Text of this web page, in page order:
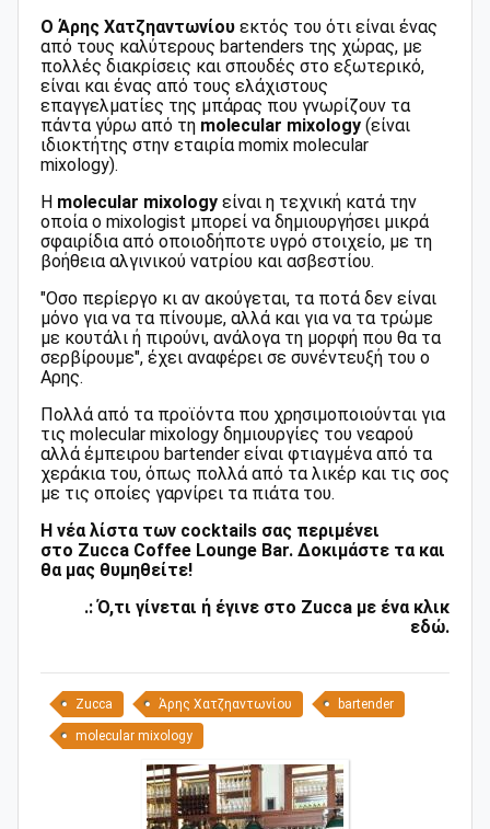
O Άρης Χατζηαντωνίου εκτός του ότι είναι ένας
από τους καλύτερους bartenders της χώρας, με
πολλές διακρίσεις και σπουδές στο εξωτερικό,
είναι και ένας από τους ελάχιστους
επαγγελματίες της μπάρας που γνωρίζουν τα
πάντα γύρω από τη molecular mixology (είναι
ιδιοκτήτης στην εταιρίαmomix molecular
mixology).
Η molecular mixology είναι η τεχνική κατά την
οποία ο mixologist μπορεί να δημιουργήσει μικρά
σφαιρίδια από οποιοδήποτε υγρό στοιχείο, με τη
βοήθεια αλγινικού νατρίου και ασβεστίου.
"Οσο περίεργο κι αν ακούγεται, τα ποτά δεν είναι
μόνο για να τα πίνουμε, αλλά και για να τα τρώμε
με κουτάλι ή πιρούνι, ανάλογα τη μορφή που θα τα
σερβίρουμε", έχει αναφέρει σε συνέντευξή του ο
Αρης.
Πολλά από τα προϊόντα που χρησιμοποιούνται για
τις molecular mixology δημιουργίες του νεαρού
αλλά έμπειρου bartender είναι φτιαγμένα από τα
χεράκια του, όπως πολλά από τα λικέρ και τις σος
με τις οποίες γαρνίρει τα πιάτα του.
H νέα λίστα των cocktails σας περιμένει
στο Zucca Coffee Lounge Bar. Δοκιμάστε τα και
θα μας θυμηθείτε!
.: Ό,τι γίνεται ή έγινε στο Zucca με ένα κλικ
εδώ.
Zucca Άρης Χατζηαντωνίου bartender
molecular mixology